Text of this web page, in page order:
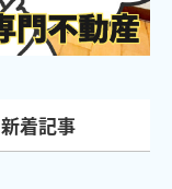
新着記事